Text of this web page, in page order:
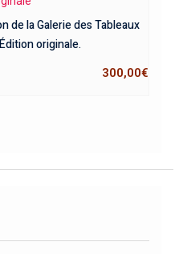
de la Galerie des Tableaux
originale.
300,00€